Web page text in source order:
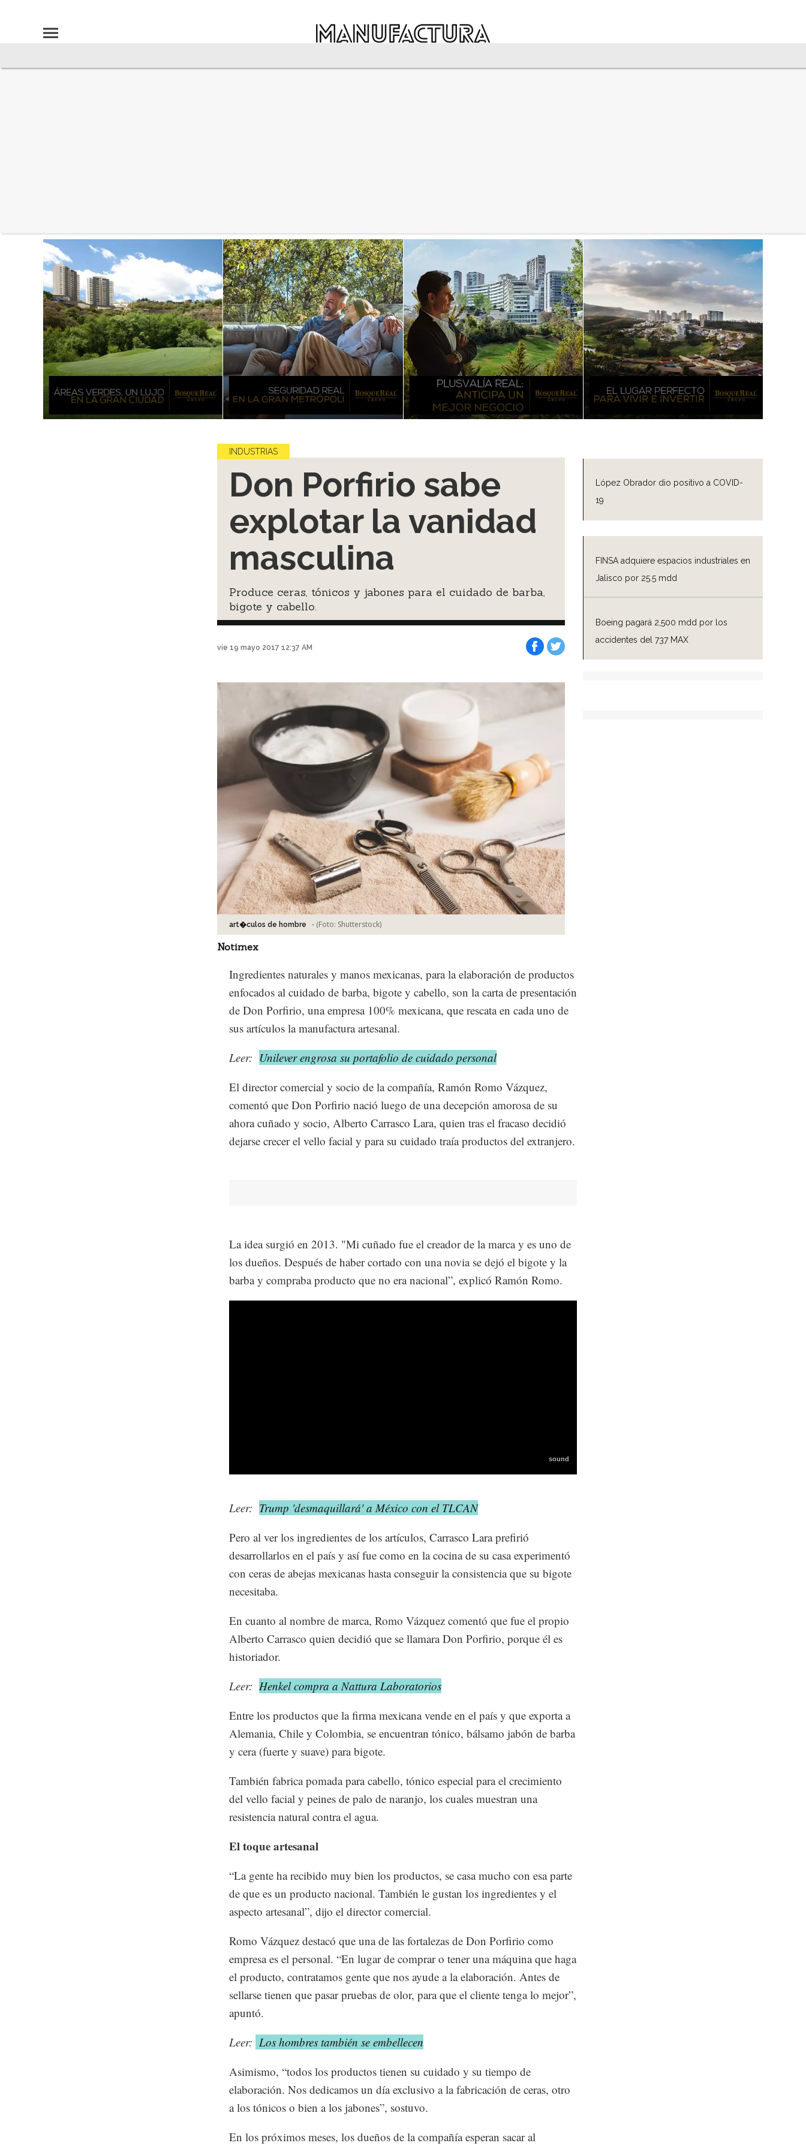
López Obrador dio positivo a COVID-
19
FINSA adquiere espacios industriales en
Jalisco por 25.5 mdd
Boeing pagará 2,500 mdd por los
accidentes del 737 MAX
INDUSTRIAS
Don Porfirio sabe
explotar la vanidad
masculina
Produce ceras, tónicos y jabones para el cuidado de barba,
bigote y cabello.
vie 19 mayo 2017 12:37 AM
art�culos de hombre - (Foto: Shutterstock)
Notimex
Ingredientes naturales y manos mexicanas, para la elaboración de productos
enfocados al cuidado de barba, bigote y cabello, son la carta de presentación
de Don Porfirio, una empresa 100% mexicana, que rescata en cada uno de
sus artículos la manufactura artesanal.
Leer: Unilever engrosa su portafolio de cuidado personal
El director comercial y socio de la compañía, Ramón Romo Vázquez,
comentó que Don Porfirio nació luego de una decepción amorosa de su
ahora cuñado y socio, Alberto Carrasco Lara, quien tras el fracaso decidió
dejarse crecer el vello facial y para su cuidado traía productos del extranjero.
La idea surgió en 2013. "Mi cuñado fue el creador de la marca y es uno de
los dueños. Después de haber cortado con una novia se dejó el bigote y la
barba y compraba producto que no era nacional”, explicó Ramón Romo.
Leer: Trump 'desmaquillará' a México con el TLCAN
Pero al ver los ingredientes de los artículos, Carrasco Lara prefirió
desarrollarlos en el país y así fue como en la cocina de su casa experimentó
con ceras de abejas mexicanas hasta conseguir la consistencia que su bigote
necesitaba.
En cuanto al nombre de marca, Romo Vázquez comentó que fue el propio
Alberto Carrasco quien decidió que se llamara Don Porfirio, porque él es
historiador.
Leer: Henkel compra a Nattura Laboratorios
Entre los productos que la firma mexicana vende en el país y que exporta a
Alemania, Chile y Colombia, se encuentran tónico, bálsamo jabón de barba
y cera (fuerte y suave) para bigote.
También fabrica pomada para cabello, tónico especial para el crecimiento
del vello facial y peines de palo de naranjo, los cuales muestran una
resistencia natural contra el agua.
El toque artesanal
“La gente ha recibido muy bien los productos, se casa mucho con esa parte
de que es un producto nacional. También le gustan los ingredientes y el
aspecto artesanal”, dijo el director comercial.
Romo Vázquez destacó que una de las fortalezas de Don Porfirio como
empresa es el personal. “En lugar de comprar o tener una máquina que haga
el producto, contratamos gente que nos ayude a la elaboración. Antes de
sellarse tienen que pasar pruebas de olor, para que el cliente tenga lo mejor”,
apuntó.
Leer: Los hombres también se embellecen
Asimismo, “todos los productos tienen su cuidado y su tiempo de
elaboración. Nos dedicamos un día exclusivo a la fabricación de ceras, otro
a los tónicos o bien a los jabones”, sostuvo.
En los próximos meses, los dueños de la compañía esperan sacar al